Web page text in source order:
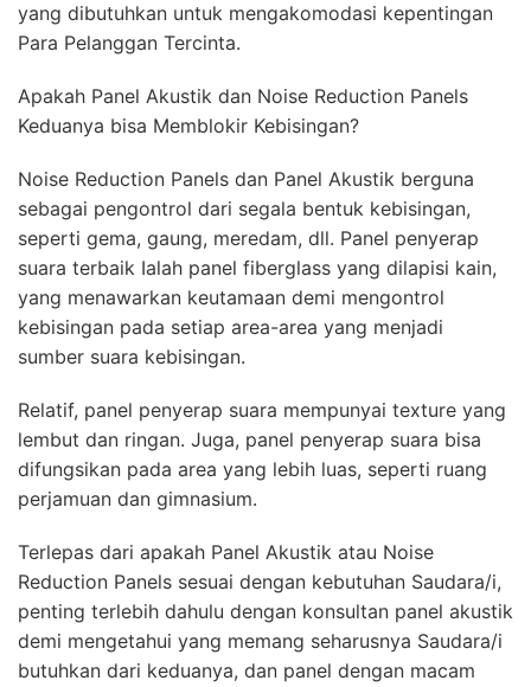
yang dibutuhkan untuk mengakomodasi kepentingan
Para Pelanggan Tercinta.
Apakah Panel Akustik dan Noise Reduction Panels
Keduanya bisa Memblokir Kebisingan?
Noise Reduction Panels dan Panel Akustik berguna
sebagai pengontrol dari segala bentuk kebisingan,
seperti gema, gaung, meredam, dll. Panel penyerap
suara terbaik Ialah panel fiberglass yang dilapisi kain,
yang menawarkan keutamaan demi mengontrol
kebisingan pada setiap area-area yang menjadi
sumber suara kebisingan.
Relatif, panel penyerap suara mempunyai texture yang
lembut dan ringan. Juga, panel penyerap suara bisa
difungsikan pada area yang lebih luas, seperti ruang
perjamuan dan gimnasium.
Terlepas dari apakah Panel Akustik atau Noise
Reduction Panels sesuai dengan kebutuhan Saudara/i,
penting terlebih dahulu dengan konsultan panel akustik
demi mengetahui yang memang seharusnya Saudara/i
butuhkan dari keduanya, dan panel dengan macam